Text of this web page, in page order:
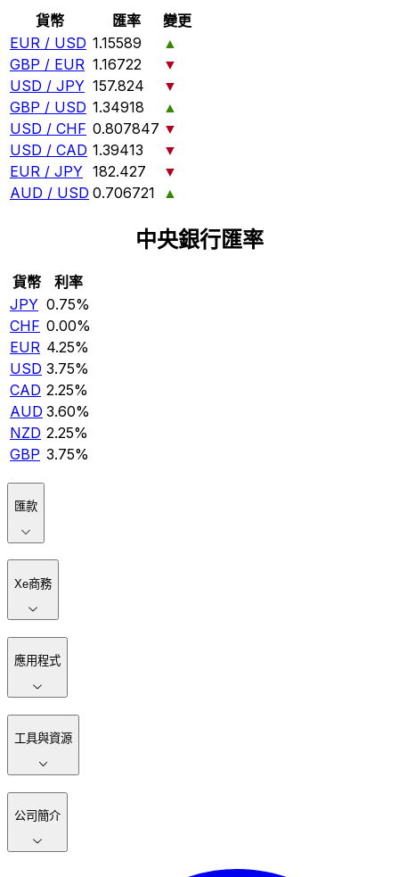
貨幣 匯率
變更
EUR / USD 1.15589
▲
GBP / EUR 1.16722
▼
USD / JPY 157.824
▼
GBP / USD 1.34918
▲
USD / CHF 0.807847 ▼
USD / CAD 1.39413
▼
EUR / JPY 182.427
▼
AUD / USD 0.706721 ▲
中央銀行匯率
貨幣
利率
JPY 0.75%
CHF 0.00%
EUR 4.25%
USD 3.75%
CAD 2.25%
AUD 3.60%
NZD 2.25%
GBP 3.75%
匯款
Xe商務
應用程式
工具與資源
公司簡介